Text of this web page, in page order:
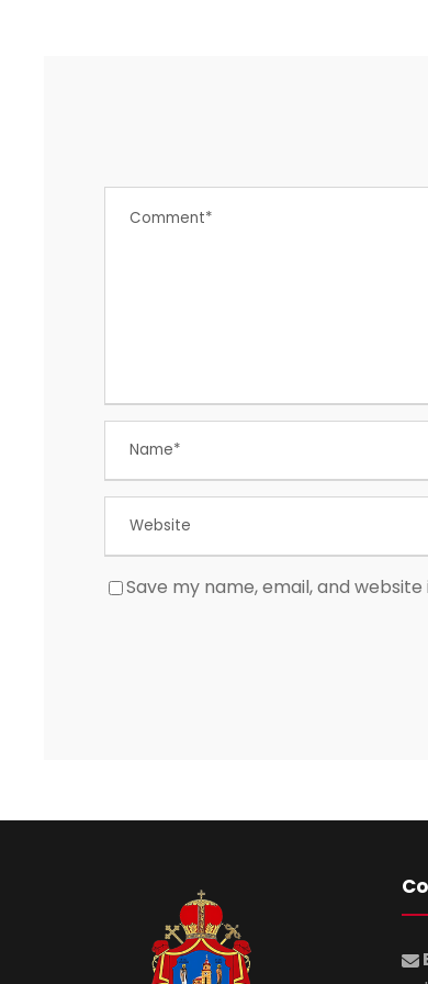
Save my name, email, and